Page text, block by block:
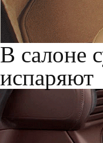
В салоне
испаряют